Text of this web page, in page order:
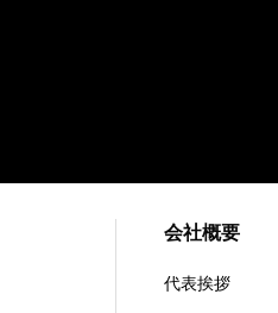
会社概要
代表挨拶